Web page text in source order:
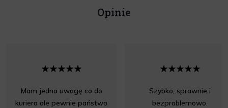
Opinie
Mam jedna uwagę co do
kuriera ale pewnie państwo
Szybko, sprawnie i
bezproblemowo.